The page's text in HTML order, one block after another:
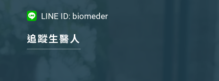
LINE ID: biomeder
追蹤生醫人